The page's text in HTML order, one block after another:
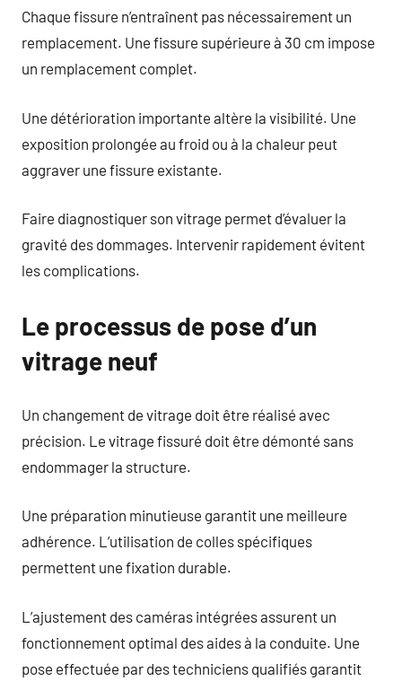
Chaque fissure n’entraînent pas nécessairement un
remplacement. Une fissure supérieure à 30 cm impose
un remplacement complet.
Une détérioration importante altère la visibilité. Une
exposition prolongée au froid ou à la chaleur peut
aggraver une fissure existante.
Faire diagnostiquer son vitrage permet d’évaluer la
gravité des dommages. Intervenir rapidement évitent
les complications.
Le processus de pose d’un
vitrage neuf
Un changement de vitrage doit être réalisé avec
précision. Le vitrage fissuré doit être démonté sans
endommager la structure.
Une préparation minutieuse garantit une meilleure
adhérence. L’utilisation de colles spécifiques
permettent une fixation durable.
L’ajustement des caméras intégrées assurent un
fonctionnement optimal des aides à la conduite. Une
pose effectuée par des techniciens qualifiés garantit